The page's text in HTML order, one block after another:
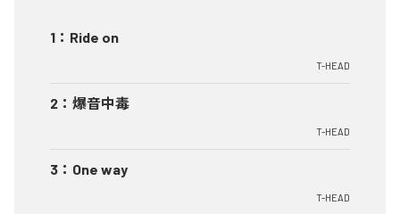
1 ： Ride on
T-HEAD
2 ： 爆音中毒
T-HEAD
3 ： One way
T-HEAD